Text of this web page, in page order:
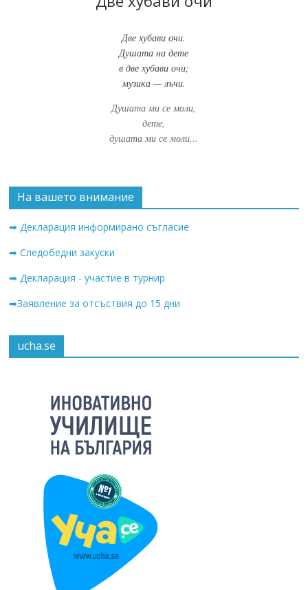
Две хубави очи.
Душата на дете
в две хубави очи;
музика — лъчи.
Душата ми се моли,
дете,
душата ми се моли...
На вашето внимание
➡ Декларация информирано съгласие
➡ Следобедни закуски
➡ Декларация - участие в турнир
➡Заявление за отсъствия до 15 дни
ucha.se